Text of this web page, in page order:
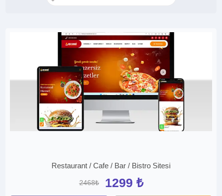
Restaurant / Cafe / Bar / Bistro Sitesi
2468₺ 1299 ₺